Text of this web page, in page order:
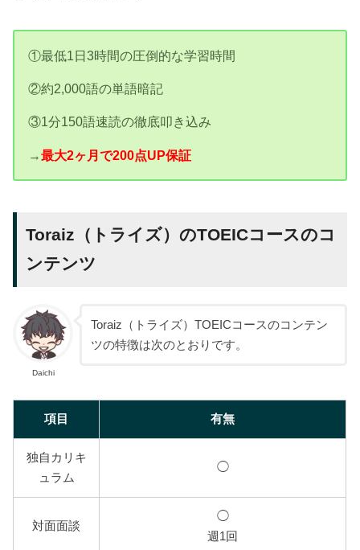
①最低1日3時間の圧倒的な学習時間
②約2,000語の単語暗記
③1分150語速読の徹底叩き込み
→最大2ヶ月で200点UP保証
Toraiz（トライズ）のTOEICコースのコ
ンテンツ
Daichi
Toraiz（トライズ）TOEICコースのコンテン
ツの特徴は次のとおりです。
項目 有無
独自カリキ
ュラム
◯
対面面談
◯
週1回